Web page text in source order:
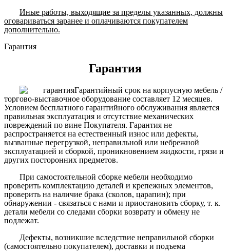
Иные работы, выходящие за пределы указанных, должны
оговариваться заранее и оплачиваются покупателем
дополнительно.
Гарантия
Гарантия
Гарантийный срок на корпусную мебель /
торгово-выставочное оборудование составляет 12 месяцев.
Условием бесплатного гарантийного обслуживания является
правильная эксплуатация и отсутствие механических
повреждений по вине Покупателя. Гарантия не
распространяется на естественный износ или дефекты,
вызванные перегрузкой, неправильной или небрежной
эксплуатацией и сборкой, проникновением жидкости, грязи и
других посторонних предметов.
При самостоятельной сборке мебели необходимо
проверить комплектацию деталей и крепежных элементов,
проверить на наличие брака (сколов, царапин); при
обнаружении - связаться с нами и приостановить сборку, т. к.
детали мебели со следами сборки возврату и обмену не
подлежат.
Дефекты, возникшие вследствие неправильной сборки
(самостоятельно покупателем), доставки и подъема